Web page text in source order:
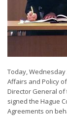
Today, Wednesday
Affairs and Policy
Director General of
signed the Hague
Agreements on